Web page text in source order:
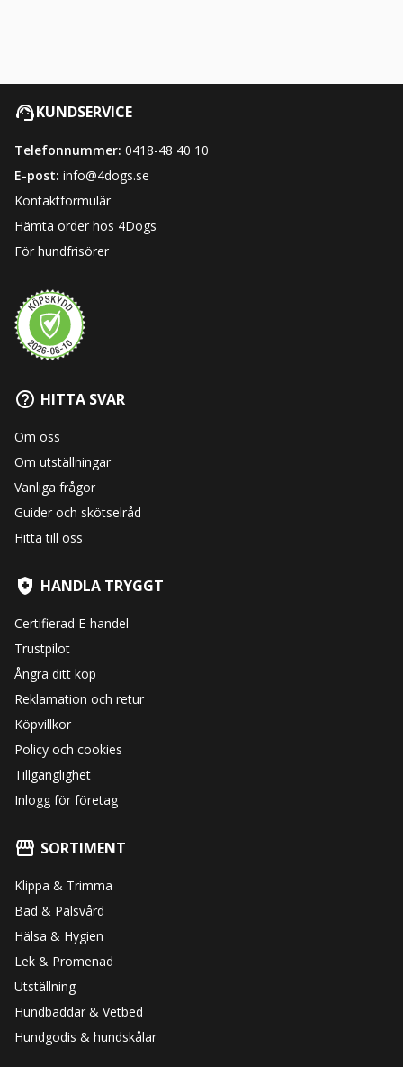
KUNDSERVICE
Telefonnummer: 0418-48 40 10
E-post: info@4dogs.se
Kontaktformulär
Hämta order hos 4Dogs
För hundfrisörer
HITTA SVAR
Om oss
Om utställningar
Vanliga frågor
Guider och skötselråd
Hitta till oss
HANDLA TRYGGT
Certifierad E-handel
Trustpilot
Ångra ditt köp
Reklamation och retur
Köpvillkor
Policy och cookies
Tillgänglighet
Inlogg för företag
SORTIMENT
Klippa & Trimma
Bad & Pälsvård
Hälsa & Hygien
Lek & Promenad
Utställning
Hundbäddar & Vetbed
Hundgodis & hundskålar